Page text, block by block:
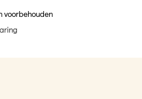
voorbehouden